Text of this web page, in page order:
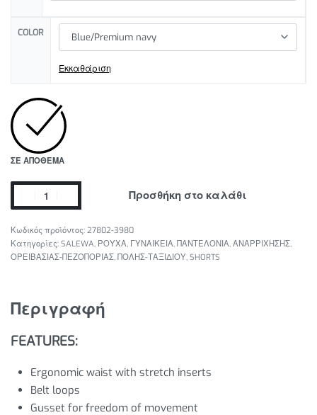
COLOR
Εκκαθάριση
ΣΕ ΑΠΌΘΕΜΑ
Προσθήκη στο καλάθι
27802-3980
Κατηγορίες: SALEWA, ΡΟΥΧΑ, ΓΥΝΑΙΚΕΙΑ, ΠΑΝΤΕΛΟΝΙΑ, ΑΝΑΡΡΙΧΗΣΗΣ,
ΟΡΕΙΒΑΣΙΑΣ-ΠΕΖΟΠΟΡΙΑΣ, ΠΟΛΗΣ-ΤΑΞΙΔΙΟΥ, SHORTS
Περιγραφή
FEATURES:
Ergonomic waist with stretch inserts
Belt loops
Gusset for freedom of movement